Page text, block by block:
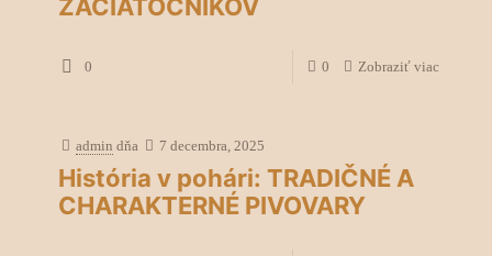
ZAČIATOČNÍKOV
0 0 Zobraziť viac
admin dňa 7 decembra, 2025
História v pohári: TRADIČNÉ A
CHARAKTERNÉ PIVOVARY